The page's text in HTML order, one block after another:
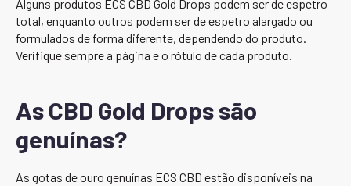
Alguns produtos ECS CBD Gold Drops podem ser de espetro
total, enquanto outros podem ser de espetro alargado ou
formulados de forma diferente, dependendo do produto.
Verifique sempre a página e o rótulo de cada produto.
As CBD Gold Drops são
genuínas?
As gotas de ouro genuínas ECS CBD estão disponíveis na